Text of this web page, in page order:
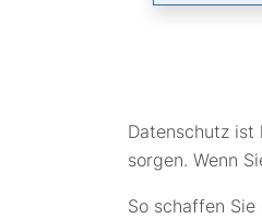
Datenschutz
sorgen. Wenn
So schaffen